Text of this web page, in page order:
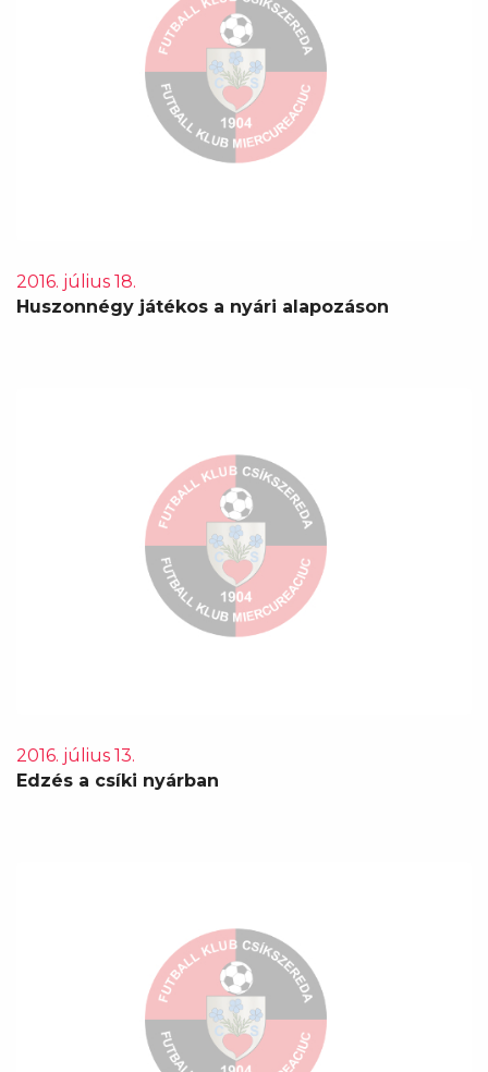
2016. július 18.
Huszonnégy játékos a nyári alapozáson
2016. július 13.
Edzés a csíki nyárban